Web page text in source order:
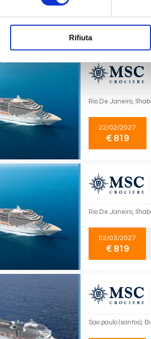
Rifiuta
06/12/2026
€ 807
Rio De Janeiro,
22/02/2027
€ 819
Rio De Janeiro,
02/03/2027
€ 819
Sao paulo (santos),